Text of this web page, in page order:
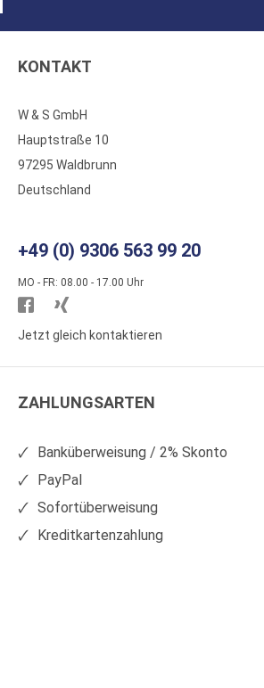
KONTAKT
W & S GmbH
Hauptstraße 10
97295 Waldbrunn
Deutschland
+49 (0) 9306 563 99 20
MO - FR: 08.00 - 17.00 Uhr
Besuchen
Sie
auf
Sie
auf
Jetzt gleich kontaktieren
ZAHLUNGSARTEN
Banküberweisung / 2% Skonto
PayPal
Sofortüberweisung
Kreditkartenzahlung